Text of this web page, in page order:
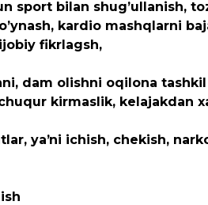
sport bilan shugʼullanish,
kardio mashqlarni
fikrlagsh,
olishni oqilona tashkil
kirmaslik, kelajakdan
yaʼni ichish, chekish,